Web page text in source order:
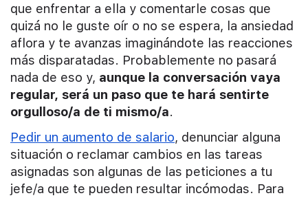
que enfrentar a ella y comentarle cosas que
quizá no le guste oír o no se espera, la ansiedad
aflora y te avanzas imaginándote las reacciones
más disparatadas. Probablemente no pasará
nada de eso y, aunque la conversación vaya
regular, será un paso que te hará sentirte
orgulloso/a de ti mismo/a.
Pedir un aumento de salario, denunciar alguna
situación o reclamar cambios en las tareas
asignadas son algunas de las peticiones a tu
jefe/a que te pueden resultar incómodas. Para